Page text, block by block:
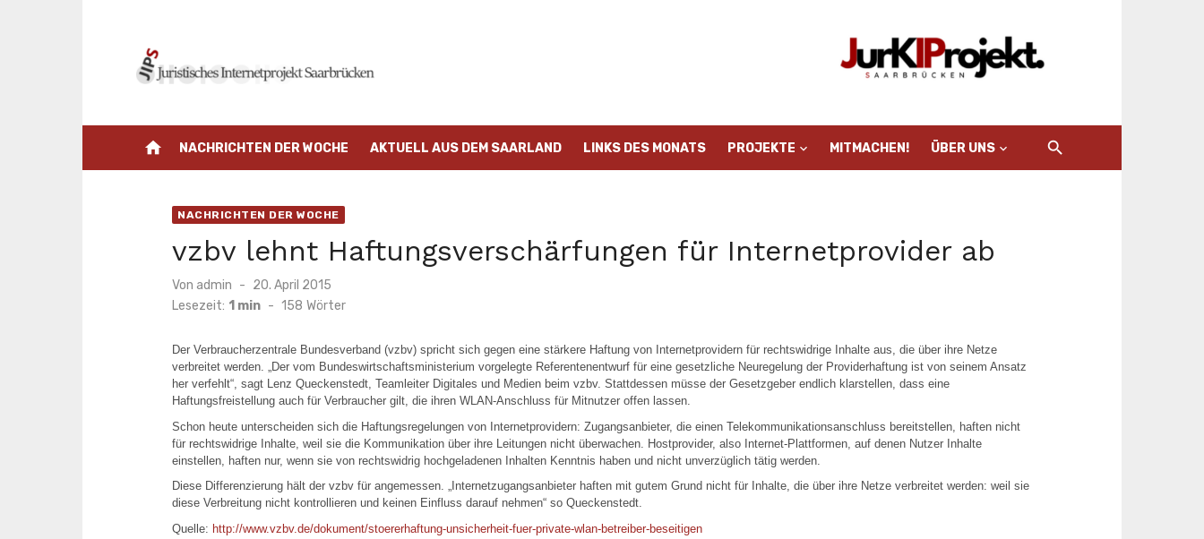
home NACHRICHTEN DER WOCHE AKTUELL AUS DEM SAARLAND LINKS DES MONATS PROJEKTE MITMACHEN! ÜBER UNS
NACHRICHTEN DER WOCHE
vzbv lehnt Haftungsverschärfungen für Internetprovider ab
Von admin
Veröffentlicht
am
20. April 2015
Lesezeit: 1 min - 158 Wörter
Der Verbraucherzentrale Bundesverband (vzbv) spricht sich gegen eine stärkere Haftung von Internetprovidern für rechtswidrige Inhalte aus, die über ihre Netze
verbreitet werden. „Der vom Bundeswirtschaftsministerium vorgelegte Referentenentwurf für eine gesetzliche Neuregelung der Providerhaftung ist von seinem Ansatz
her verfehlt“, sagt Lenz Queckenstedt, Teamleiter Digitales und Medien beim vzbv. Stattdessen müsse der Gesetzgeber endlich klarstellen, dass eine
Haftungsfreistellung auch für Verbraucher gilt, die ihren WLAN-Anschluss für Mitnutzer offen lassen.
Schon heute unterscheiden sich die Haftungsregelungen von Internetprovidern: Zugangsanbieter, die einen Telekommunikationsanschluss bereitstellen, haften nicht
für rechtswidrige Inhalte, weil sie die Kommunikation über ihre Leitungen nicht überwachen. Hostprovider, also Internet-Plattformen, auf denen Nutzer Inhalte
einstellen, haften nur, wenn sie von rechtswidrig hochgeladenen Inhalten Kenntnis haben und nicht unverzüglich tätig werden.
Diese Differenzierung hält der vzbv für angemessen. „Internetzugangsanbieter haften mit gutem Grund nicht für Inhalte, die über ihre Netze verbreitet werden: weil sie
diese Verbreitung nicht kontrollieren und keinen Einfluss darauf nehmen“ so Queckenstedt.
Quelle: http://www.vzbv.de/dokument/stoererhaftung-unsicherheit-fuer-private-wlan-betreiber-beseitigen